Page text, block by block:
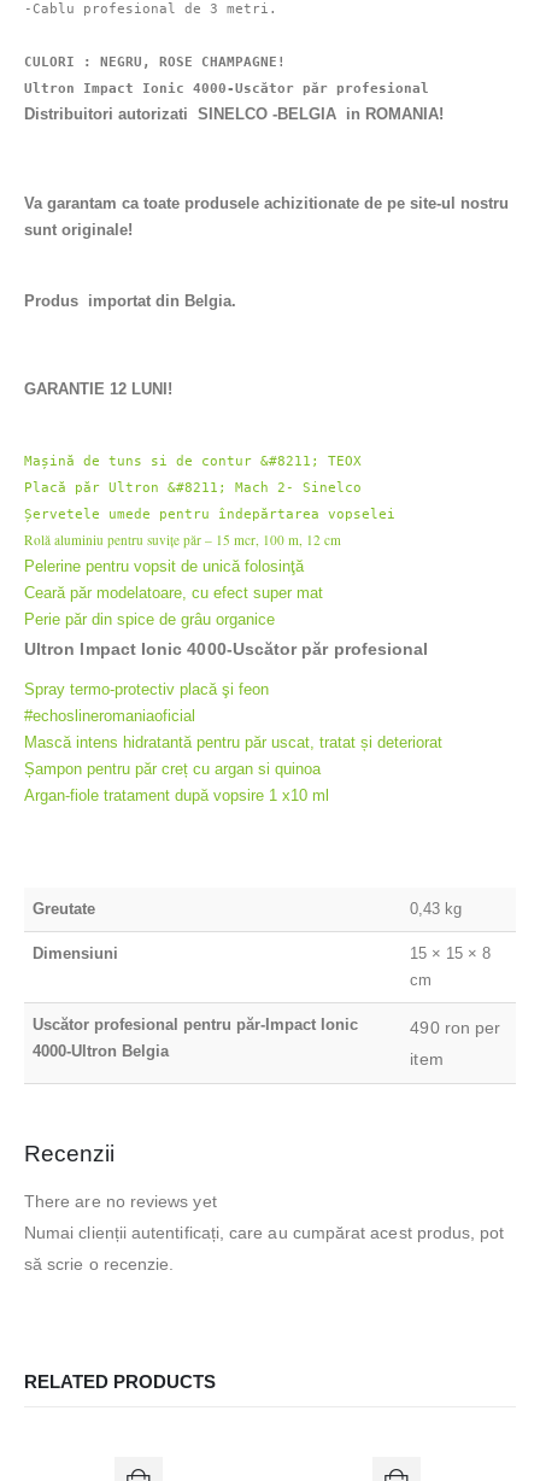
-Cablu profesional de 3 metri.
CULORI : NEGRU, ROSE CHAMPAGNE!
Distribuitori autorizati SINELCO -BELGIA in ROMANIA!
Va garantam ca toate produsele achizitionate de pe site-ul nostru
sunt originale!
Produs importat din Belgia.
GARANTIE 12 LUNI!
Placă păr Ultron &#8211; Mach 2- Sinelco
Șervetele umede pentru îndepărtarea vopselei
Rolă aluminiu pentru suvițe păr – 15 mcr, 100 m, 12 cm
Pelerine pentru vopsit de unică folosinţă
Ceară păr modelatoare, cu efect super mat
Perie păr din spice de grâu organice
Ultron Impact Ionic 4000-Uscător păr profesional
Spray termo-protectiv placă şi feon
#echoslineromaniaoficial
Mască intens hidratantă pentru păr uscat, tratat și deteriorat
Șampon pentru păr creț cu argan si quinoa
Argan-fiole tratament după vopsire 1 x10 ml
Greutate 0,43 kg
Dimensiuni
15 × 15 × 8
cm
Uscător profesional pentru păr-Impact Ionic
4000-Ultron Belgia
490 ron per
item
Recenzii
There are no reviews yet
Numai clienții autentificați, care au cumpărat acest produs, pot
să scrie o recenzie.
RELATED PRODUCTS